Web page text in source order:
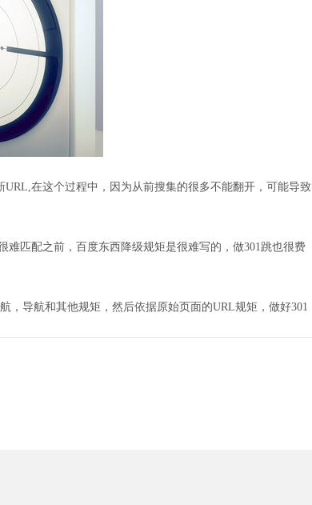
在这个过程中，因为从前搜集的很多不能翻开，可能导致
匹配之前，百度东西降级规矩是很难写的，做301跳也很费
，导航和其他规矩，然后依据原始页面的URL规矩，做好301